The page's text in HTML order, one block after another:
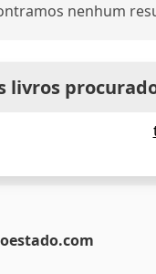
nenhum
livros